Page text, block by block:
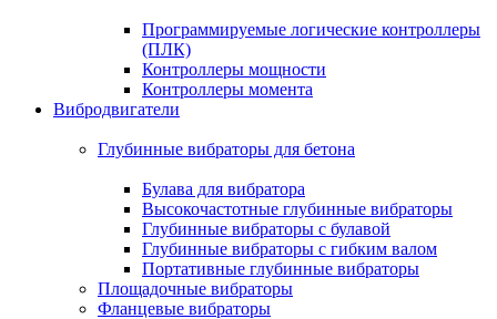
Программируемые логические контроллеры
(ПЛК)
Контроллеры мощности
Контроллеры момента
Вибродвигатели
Глубинные вибраторы для бетона
Булава для вибратора
Высокочастотные глубинные вибраторы
Глубинные вибраторы с булавой
Глубинные вибраторы с гибким валом
Портативные глубинные вибраторы
Площадочные вибраторы
Фланцевые вибраторы